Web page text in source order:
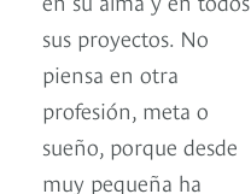
sus proyectos. No
piensa en otra
profesión, meta o
sueño, porque desde
muy pequeña ha